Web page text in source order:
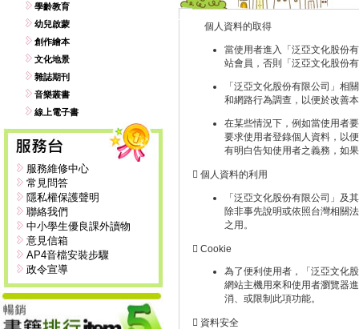
學齡教育
幼兒啟蒙
創作繪本
文化地景
雜誌期刊
音樂叢書
線上電子書
服務維修中心
常見問答
隱私權保護聲明
聯絡我們
中小學生優良課外讀物
意見信箱
AP4音檔安裝步驟
政令宣導
個人資料的取得
當使用者進入「泛亞文化股份
站會員，否則「泛亞文化股份
「泛亞文化股份有限公司」相
和網路行為調查，以便於改善
在某些情況下，例如當使用者
要求使用者登錄個人資料，以
有明白告知使用者之義務，如
 個人資料的利用
「泛亞文化股份有限公司」及
除非事先說明或依照台灣相關
之用。
 Cookie
為了便利使用者，「泛亞文化
網站主機用來和使用者瀏覽器
消、或限制此項功能。
 資料安全